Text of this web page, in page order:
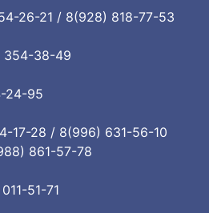
26-21 / 8(928) 818-77-53
354-38-49
24-95
17-28 / 8(996) 631-56-10
861-57-78
51-71